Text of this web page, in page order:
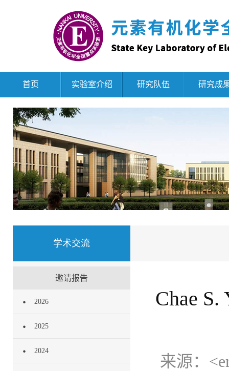
首页 实验室介绍 研究队伍 研究成
学术交流
邀请报告
2026
2025
2024
Chae
来源：